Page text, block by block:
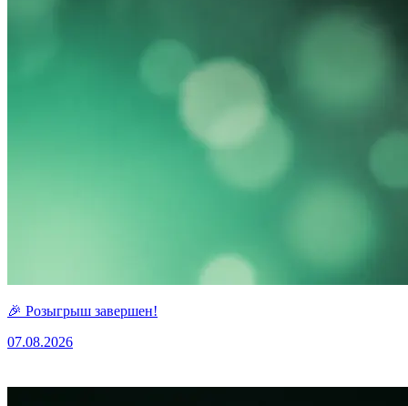
🎉 Розыгрыш завершен!
07.08.2026